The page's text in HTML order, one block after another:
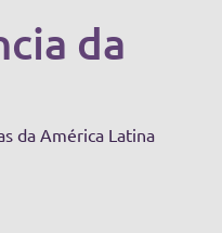
da
da América Latina